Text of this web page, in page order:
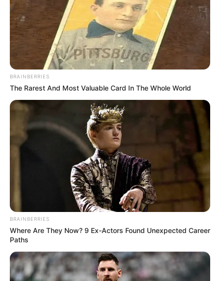
ΤΑ ΠΙΟ ΔΗΜΟΦΙΛΗ
BRAINBERRIES
The Rarest And Most Valuable Card In The Whole World
BRAINBERRIES
Where Are They Now? 9 Ex-Actors Found Unexpected Career
Paths